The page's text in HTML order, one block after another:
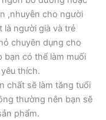
,nhuyễn cho người
là người già và trẻ
chuyên dụng cho
bạn có thể làm muối
thích.
chất sẽ làm tăng tuổi
thường nên bạn sẽ
phẩm.